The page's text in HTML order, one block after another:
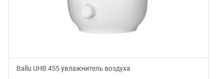
Ballu UHB 455 увлажнитель воздуха